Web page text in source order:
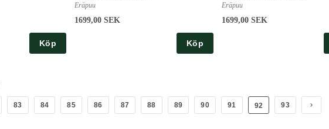
Köp
Eräpuu
1699,00 SEK
Köp
Eräpuu
1699,00 SEK
83 84 85 86 87 88 89 90 91 92 93